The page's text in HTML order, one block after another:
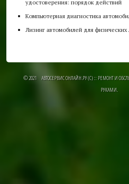
удостоверения: порядок действий
Компьютерная диагностика
Лизинг автомобилей для физических
© 2021 АВТОСЕРВИС ОНЛАЙН.РУ (C) :: РЕМОНТ И
РУКАМИ.